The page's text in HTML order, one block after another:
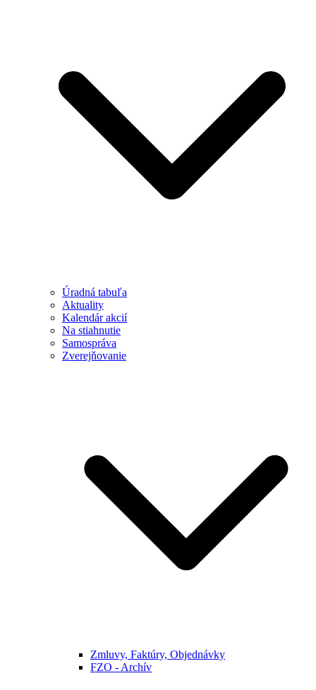
Úradná tabuľa
Aktuality
Kalendár akcií
Na stiahnutie
Samospráva
Zverejňovanie
Zmluvy, Faktúry, Objednávky
FZO - Archív